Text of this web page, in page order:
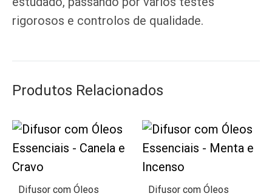
rigorosos e controlos de qualidade.
Produtos Relacionados
Difusor com Óleos
Difusor com Óleos